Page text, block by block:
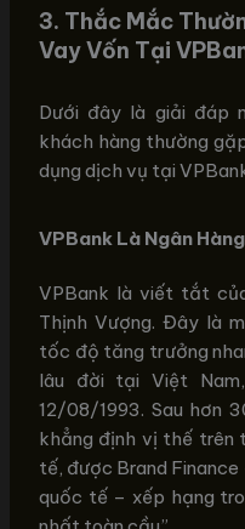
3. Thắc Mắc
Vay Vốn Tại
Dưới đây là giải đáp
khách hàng thường
dụng dịch vụ tại
VPBank Là Ngân
VPBank là viết tắt
Thịnh Vượng. Đây là
tốc độ tăng trưởng
lâu đời tại Việt
12/08/1993. Sau hơn
khẳng định vị thế trên
tế, được Brand
quốc tế – xếp hạng